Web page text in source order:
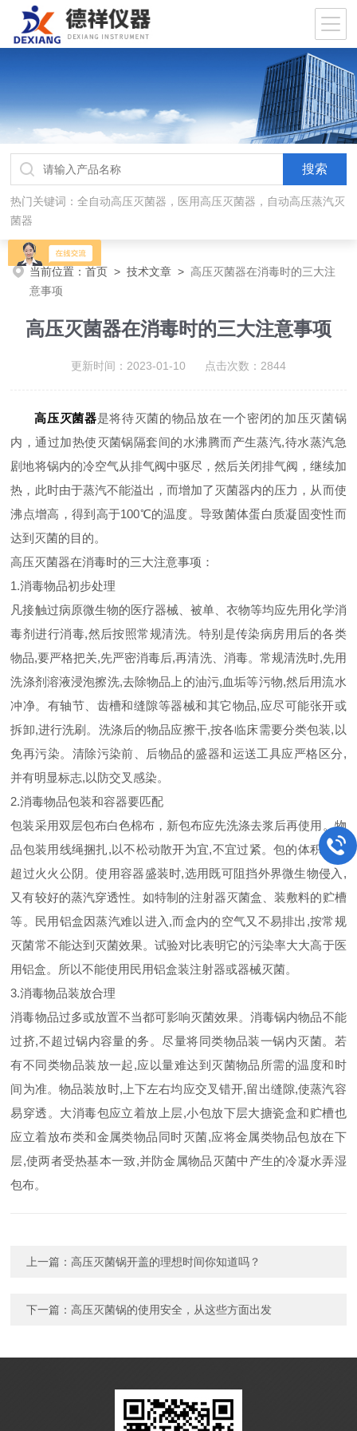
热门关键词：全自动高压灭菌器，医用高压灭菌器，自动高压蒸汽灭
菌器
当前位置：首页 >技术文章 > 高压灭菌器在消毒时的三大注
意事项
高压灭菌器在消毒时的三大注意事项
更新时间：2023-01-10 点击次数：2844
高压灭菌器是将待灭菌的物品放在一个密闭的加压灭菌锅
内，通过加热使灭菌锅隔套间的水沸腾而产生蒸汽,待水蒸汽急
剧地将锅内的冷空气从排气阀中驱尽，然后关闭排气阀，继续加
热，此时由于蒸汽不能溢出，而增加了灭菌器内的压力，从而使
沸点增高，得到高于100℃的温度。导致菌体蛋白质凝固变性而
达到灭菌的目的。
高压灭菌器在消毒时的三大注意事项：
1.消毒物品初步处理
凡接触过病原微生物的医疗器械、被单、衣物等均应先用化学消
毒剂进行消毒,然后按照常规清洗。特别是传染病房用后的各类
物品,要严格把关,先严密消毒后,再清洗、消毒。常规清洗时,先用
洗涤剂溶液浸泡擦洗,去除物品上的油污,血垢等污物,然后用流水
冲净。有轴节、齿槽和缝隙等器械和其它物品,应尽可能张开或
拆卸,进行洗刷。洗涤后的物品应擦干,按各临床需要分类包装,以
免再污染。清除污染前、后物品的盛器和运送工具应严格区分,
并有明显标志,以防交叉感染。
2.消毒物品包装和容器要匹配
包装采用双层包布白色棉布，新包布应先洗涤去浆后再使用。物
品包装用线绳捆扎,以不松动散开为宜,不宜过紧。包的体积不应
超过火火公阴。使用容器盛装时,选用既可阻挡外界微生物侵入,
又有较好的蒸汽穿透性。如特制的注射器灭菌盒、装敷料的贮槽
等。民用铝盒因蒸汽难以进入,而盒内的空气又不易排出,按常规
灭菌常不能达到灭菌效果。试验对比表明它的污染率大大高于医
用铝盒。所以不能使用民用铝盒装注射器或器械灭菌。
3.消毒物品装放合理
消毒物品过多或放置不当都可影响灭菌效果。消毒锅内物品不能
过挤,不超过锅内容量的务。尽量将同类物品装一锅内灭菌。若
有不同类物品装放一起,应以量难达到灭菌物品所需的温度和时
间为准。物品装放时,上下左右均应交叉错开,留出缝隙,使蒸汽容
易穿透。大消毒包应立着放上层,小包放下层大搪瓷盒和贮槽也
应立着放布类和金属类物品同时灭菌,应将金属类物品包放在下
层,使两者受热基本一致,并防金属物品灭菌中产生的冷凝水弄湿
包布。
上一篇：高压灭菌锅开盖的理想时间你知道吗？
下一篇：高压灭菌锅的使用安全，从这些方面出发